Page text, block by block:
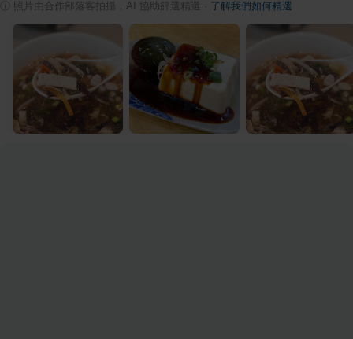
照片由合作部落客拍攝，AI 協助篩選精選 了解我們如何精選